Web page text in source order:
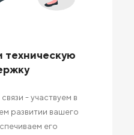
техническую
- участвуем в
развитии вашего
его